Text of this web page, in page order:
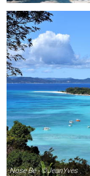
Nose Be - ©JeanYves